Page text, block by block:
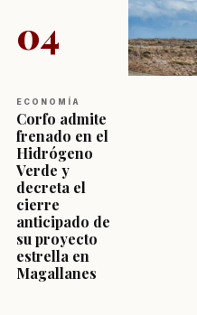
04
ECONOMÍA
Corfo admite
frenado en el
Hidrógeno
Verde y
decreta el
cierre
anticipado de
su proyecto
estrella en
Magallanes